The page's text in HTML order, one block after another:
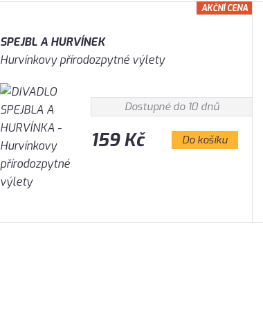
SPEJBL A HURVÍNEK
Hurvínkovy přírodozpytné výlety
Dostupné do 10 dnů
159 Kč Do košíku
AKČNÍ CENA